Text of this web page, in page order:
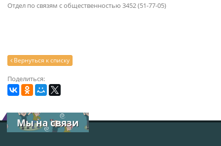
Отдел по связям с общественностью 3452 (51-77-05)
Вернуться к списку
Поделиться:
Мы на связи